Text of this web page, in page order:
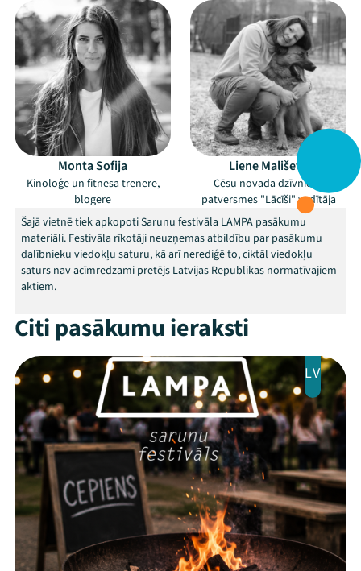
Mana programma
Festivāls
Programma
Arhīvs
Monta Sofija
Kinoloģe un fitnesa trenere,
blogere
Liene Mališeva
Cēsu novada dzīvnieku
patversmes "Lācīši" vadītāja
Šajā vietnē tiek apkopoti Sarunu festivāla LAMPA pasākumu
materiāli. Festivāla rīkotāji neuzņemas atbildību par pasākumu
dalībnieku viedokļu saturu, kā arī nerediģē to, ciktāl viedokļu
saturs nav acīmredzami pretējs Latvijas Republikas normatīvajiem
aktiem.
Citi pasākumu ieraksti
LV